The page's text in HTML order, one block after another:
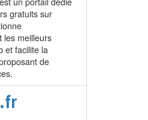
gratuits sur
les meilleurs
et facilite la
de